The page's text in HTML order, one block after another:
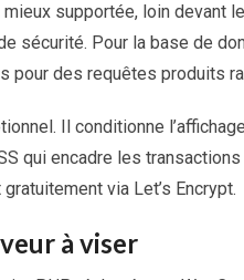
supportée, loin devant
sécurité. Pour la base de
pour des requêtes produits
Il conditionne
qui encadre les
via Let’s Encrypt.
à viser